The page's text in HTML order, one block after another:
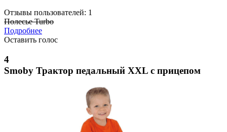
Отзывы пользователей: 1
Полесье Turbo
Подробнее
Оставить голос
4
Smoby Трактор педальный XXL с прицепом